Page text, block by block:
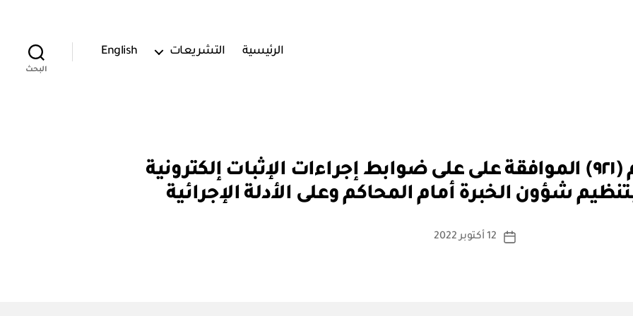
الرئيسية التشريعات English
البحث
وزارة العدل: قرار رقم (٩٢١) الموافقة على على ضوابط إجراءات الإثبات إلكترونية
شؤون الخبرة أمام المحاكم وعلى الأدلة الإجرائية
كاتب
ا
س
ة
تاريخ
12 أكتوبر 2022